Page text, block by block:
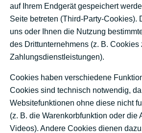
auf Ihrem Endgerät gespeichert
Seite betreten (Third-Party-Cookies).
uns oder Ihnen die Nutzung
des Drittunternehmens (z. B. Cookies
Zahlungsdienstleistungen).
Cookies haben verschiedene
Cookies sind technisch notwendig,
Websitefunktionen ohne diese nicht
(z. B. die Warenkorbfunktion oder die
Videos). Andere Cookies dienen